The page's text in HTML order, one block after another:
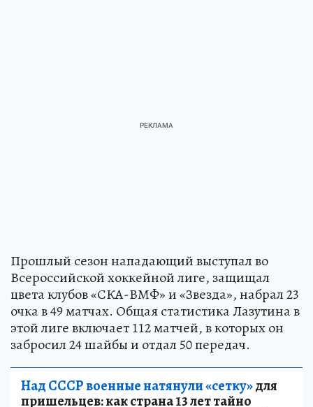
Прошлый сезон нападающий выступал во
Всероссийской хоккейной лиге, защищал
цвета клубов «СКА-ВМФ» и «Звезда», набрал 23
очка в 49 матчах. Общая статистика Лазутина в
этой лиге включает 112 матчей, в которых он
забросил 24 шайбы и отдал 50 передач.
Над СССР военные натянули «сетку»для
пришельцев: как страна 13 лет тайно